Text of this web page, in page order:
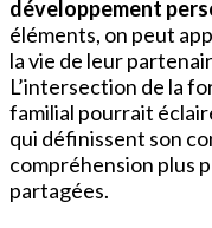
développement
éléments, on peut
la vie de leur
L’intersection de la
familial pourrait
qui définissent son
compréhension plus
partagées.